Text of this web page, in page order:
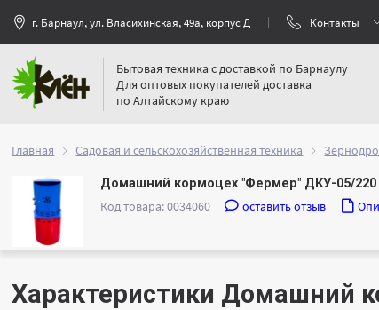
г. Барнаул, ул. Власихинская, 49а, корпус Д Контакты
Бытовая техника с доставкой по Барнаулу
Для оптовых покупателей доставка
по Алтайскому краю
Главная Садовая и сельскохозяйственная техника
Домашний кормоцех "Фермер" ДКУ-05/220
Код товара: 0034060 оставить отзыв
Характеристики Домашний